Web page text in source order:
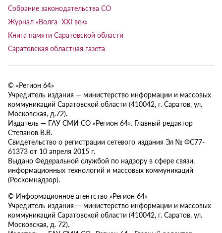
Собрание законодательства СО
Журнал «Волга XXI век»
Книга памяти Саратовской области
Саратовская областная газета
© «Регион 64»
Учредитель издания — министерство информации и массовых
коммуникаций Саратовской области (410042, г. Саратов, ул.
Московская, д.72).
Издатель — ГАУ СМИ СО «Регион 64». Главный редактор
Степанов В.В.
Свидетельство о регистрации сетевого издания Эл № ФС77-
61373 от 10 апреля 2015 г.
Выдано Федеральной службой по надзору в сфере связи,
информационных технологий и массовых коммуникаций
(Роскомнадзор).
© Информационное агентство «Регион 64»
Учредитель издания — министерство информации и массовых
коммуникаций Саратовской области (410042, г. Саратов, ул.
Московская, д. 72).